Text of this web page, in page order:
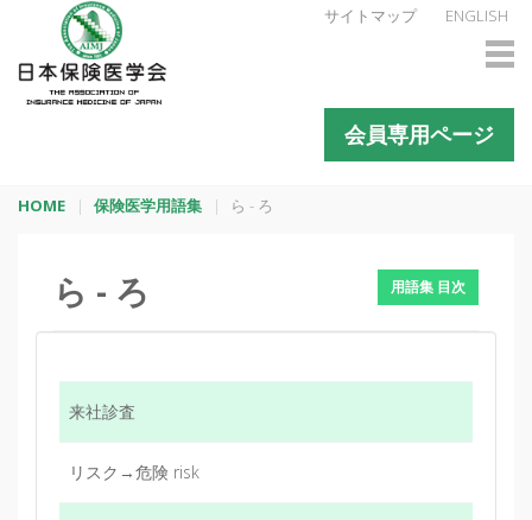
サイトマップ ENGLISH
会員専用ページ
HOME 保険医学用語集 ら - ろ
ら - ろ 用語集 目次
来社診査
リスク→危険 risk